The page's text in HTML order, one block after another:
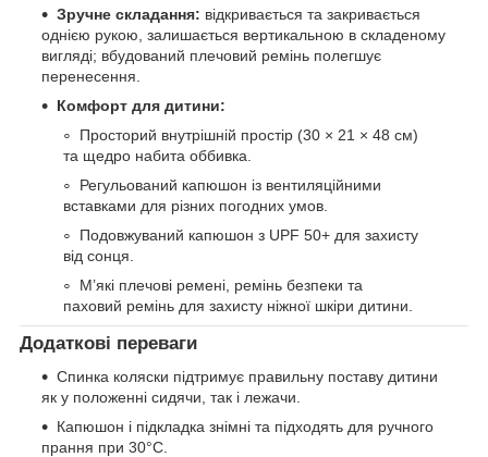
Зручне складання: відкривається та закривається
однією рукою, залишається вертикальною в складеному
вигляді; вбудований плечовий ремінь полегшує
перенесення.
Комфорт для дитини:
Просторий внутрішній простір (30 × 21 × 48 см)
та щедро набита оббивка.
Регульований капюшон із вентиляційними
вставками для різних погодних умов.
Подовжуваний капюшон з UPF 50+ для захисту
від сонця.
М’які плечові ремені, ремінь безпеки та
паховий ремінь для захисту ніжної шкіри дитини.
Додаткові переваги
Спинка коляски підтримує правильну поставу дитини
як у положенні сидячи, так і лежачи.
Капюшон і підкладка знімні та підходять для ручного
прання при 30°C.